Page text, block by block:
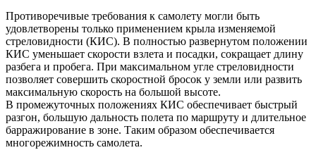
Противоречивые требования к самолету могли быть
удовлетворены только применением крыла изменяемой
стреловидности (КИС). В полностью развернутом положении
КИС уменьшает скорости взлета и посадки, сокращает длину
разбега и пробега. При максимальном угле стреловидности
позволяет совершить скоростной бросок у земли или развить
максимальную скорость на большой высоте.
В промежуточных положениях КИС обеспечивает быстрый
разгон, большую дальность полета по маршруту и длительное
барражирование в зоне. Таким образом обеспечивается
многорежимность самолета.